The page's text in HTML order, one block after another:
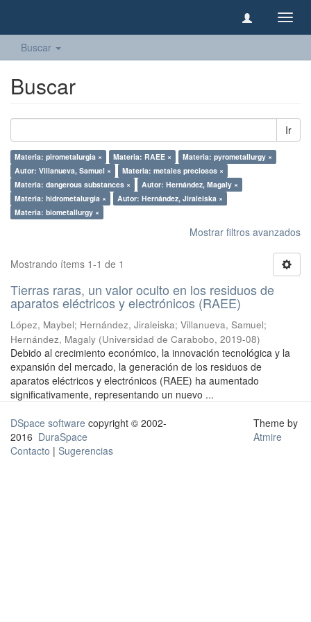
Buscar
Buscar
Ir
Materia: pirometalurgia × Materia: RAEE ×
Materia: pyrometallurgy ×
Autor: Villanueva, Samuel ×
Materia: metales preciosos ×
Materia: dangerous substances ×
Autor: Hernández, Magaly ×
Materia: hidrometalurgia ×
Autor: Hernández, Jiraleiska ×
Materia: biometallurgy ×
Mostrar filtros avanzados
Mostrando ítems 1-1 de 1
Tierras raras, un valor oculto en los residuos de
aparatos eléctricos y electrónicos (RAEE)
López, Maybel; Hernández, Jiraleiska; Villanueva, Samuel;
Hernández, Magaly (Universidad de Carabobo, 2019-08)
Debido al crecimiento económico, la innovación tecnológica y la
expansión del mercado, la generación de los residuos de
aparatos eléctricos y electrónicos (RAEE) ha aumentado
significativamente, representando un nuevo ...
DSpace software copyright © 2002-
2016 DuraSpace
Contacto | Sugerencias
Theme by
Atmire